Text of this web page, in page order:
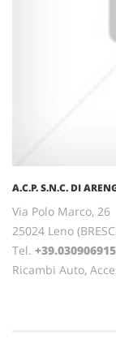
A.C.P. S.N.C. DI
Via Polo Marco, 26
25024 Leno
Tel.
Ricambi Auto,